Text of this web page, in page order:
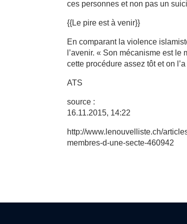
ces personnes et non pas un
{{Le pire est à venir}}
En comparant la violence
l’avenir. « Son mécanisme est
cette procédure assez tôt et on
ATS
source :
16.11.2015, 14:22
http://www.lenouvelliste.ch/
membres-d-une-secte-460942